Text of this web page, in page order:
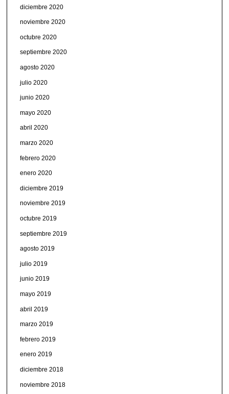
diciembre 2020
noviembre 2020
octubre 2020
septiembre 2020
agosto 2020
julio 2020
junio 2020
mayo 2020
abril 2020
marzo 2020
febrero 2020
enero 2020
diciembre 2019
noviembre 2019
octubre 2019
septiembre 2019
agosto 2019
julio 2019
junio 2019
mayo 2019
abril 2019
marzo 2019
febrero 2019
enero 2019
diciembre 2018
noviembre 2018